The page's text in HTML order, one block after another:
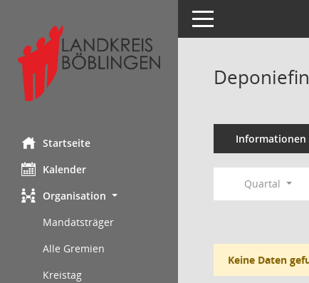
Startseite
Kalender
Organisation
Mandatsträger
Alle Gremien
Kreistag
Toggle navigation
Informationen
Quartal
Keine Daten